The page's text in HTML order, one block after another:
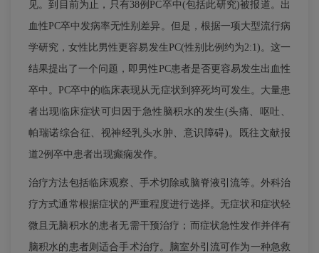
见。到目前为止，只有38例PC卒中(包括此研究)被报道。出
血性PC卒中发病率无性别差异。但是，根据一项大型流行病
学研究，女性比男性更容易发生PC(性别比例约为2:1)。这一
结果提出了一个问题，即男性PC患者是否更容易发生出血性
卒中。PC卒中的临床表现从无症状到猝死均可发生。大量患
者出现临床症状可归因于急性脑积水的发生(头痛、呕吐、
帕瑞诺综合征、视神经乳头水肿、意识障碍)。既往文献报
道2例卒中患者出现癫痫发作。
治疗方法包括临床观察、手术切除或脑脊液引流等。外科治
疗方式通常根据症状的严重程度进行选择。无症状和症状轻
微且无脑积水的患者无需干预治疗；而症状急性发作并伴有
脑积水的患者则适合手术治疗。脑室外引流可作为一种急救